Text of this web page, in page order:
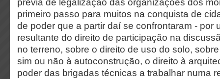
prévia de legalização das organizações dos
primeiro passo para muitos na conquista de
de poder que a partir daí se confrontaram - por
resultante do direito de participação na
no terreno, sobre o direito de uso do solo,
sim ou não à autoconstrução, o direito à
poder das brigadas técnicas a trabalhar numa